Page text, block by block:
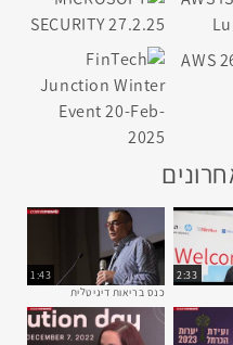
2:33
1:43
כנס בריאות דיגיטלית